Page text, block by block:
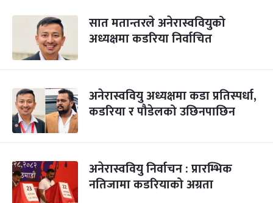
सात मतान्तरले अनेरास्ववियुको
अध्यक्षमा कडरिया निर्वाचित
अनेरास्ववियु अध्यक्षमा कडा प्रतिस्पर्धा,
कडरिया र पौडेलको उछिनपाछिन
अनेरास्ववियु निर्वाचन : प्रारम्भिक
नतिजामा कडरियाको अग्रता